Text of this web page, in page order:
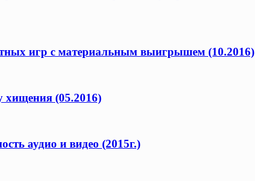
игр с материальным выигрышем (10.2016)
хищения (05.2016)
аудио и видео (2015г.)